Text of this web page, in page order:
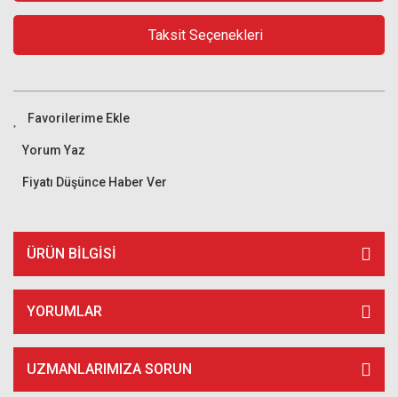
Taksit Seçenekleri
Yorum Yaz
Fiyatı Düşünce Haber Ver
ÜRÜN BILGISI
YORUMLAR
UZMANLARIMIZA SORUN